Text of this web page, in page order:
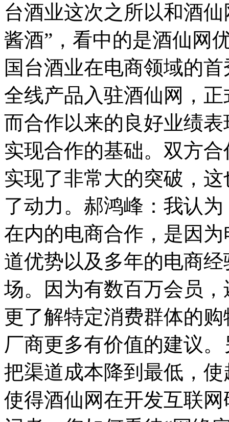
台酒业这次之所以和酒
酱酒”，看中的是酒仙网
国台酒业在电商领域的
全线产品入驻酒仙网，
而合作以来的良好业绩
实现合作的基础。双方
实现了非常大的突破，
了动力。郝鸿峰：我认
在内的电商合作，是因
道优势以及多年的电商
场。因为有数百万会员
更了解特定消费群体的
厂商更多有价值的建议
把渠道成本降到最低，
使得酒仙网在开发互联